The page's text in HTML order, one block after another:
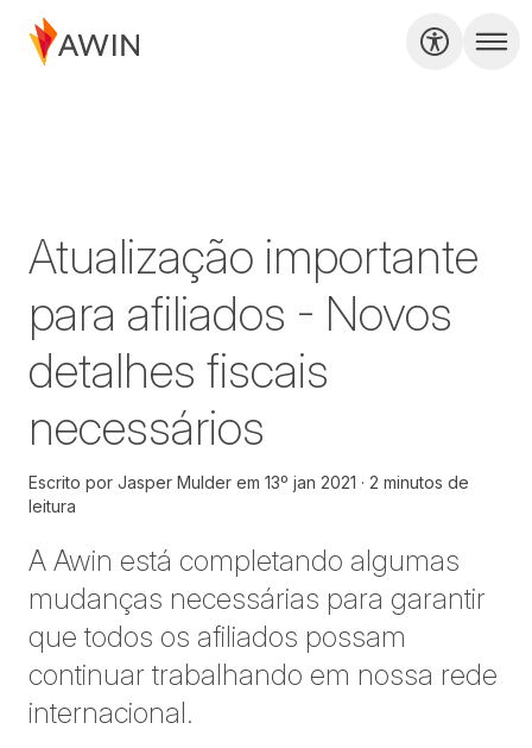
Atualização importante
para afiliados - Novos
detalhes fiscais
necessários
Escrito por Jasper Mulder em 13º jan 2021
2 minutos de
leitura
A Awin está completando algumas
mudanças necessárias para garantir
que todos os afiliados possam
continuar trabalhando em nossa rede
internacional.